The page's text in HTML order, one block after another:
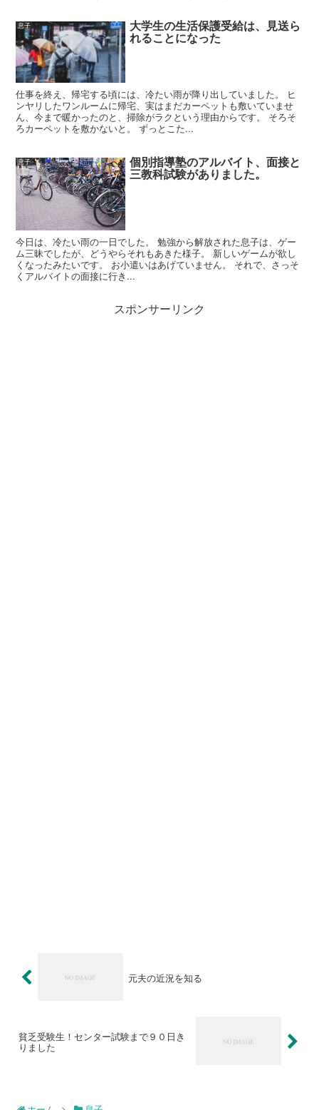
息子 大学生の生活保護受給は、見送ら
れることになった
仕事を終え、帰宅する頃には、冷たい雨が降り出していました。 ヒ
ンヤリしたワンルームに帰宅、実はまだカーペットも敷いていませ
ん、今まで暖かったのと、掃除がラクという理由からです。 そろそ
ろカーペットを敷かないと。 ずっとこた...
息子 個別指導塾のアルバイト、面接と
三教科試験がありました。
今日は、冷たい雨の一日でした。 勉強から解放された息子は、ゲー
ム三昧でしたが、どうやらそれもあきた様子。 新しいゲームが欲し
くなったみたいです。 お小遣いはあげていません。 それで、さっそ
くアルバイトの面接に行き...
スポンサーリンク
元夫の近況を知る
貧乏受験生！センター試験まで９０日き
りました